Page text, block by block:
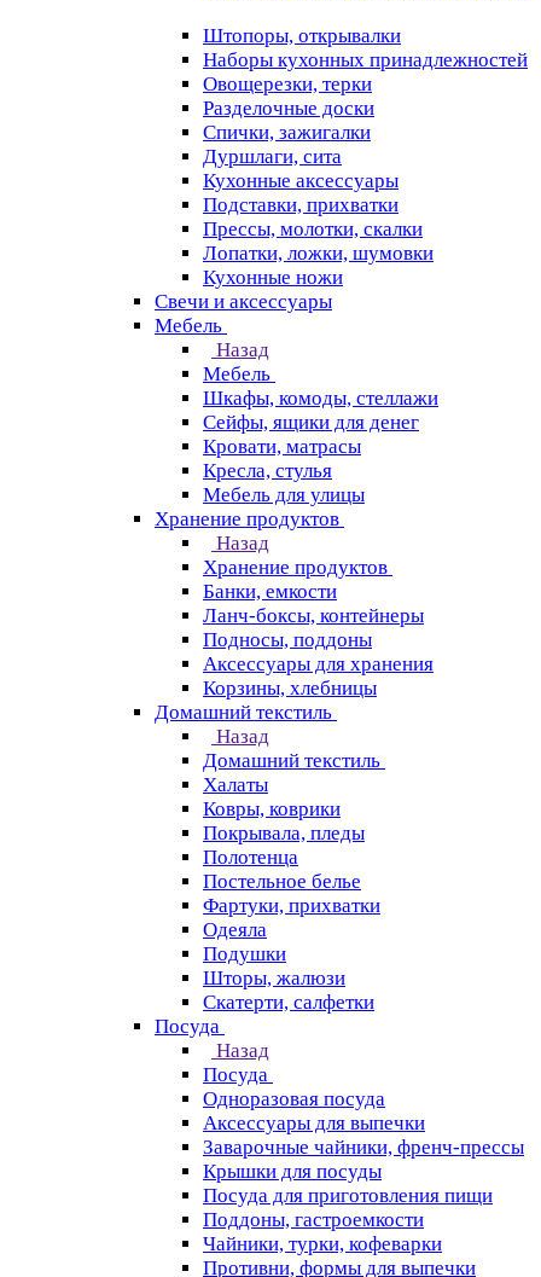
Штопоры, открывалки
Наборы кухонных принадлежностей
Овощерезки, терки
Разделочные доски
Спички, зажигалки
Дуршлаги, сита
Кухонные аксессуары
Подставки, прихватки
Прессы, молотки, скалки
Лопатки, ложки, шумовки
Кухонные ножи
Свечи и аксессуары
Мебель
Назад
Мебель
Шкафы, комоды, стеллажи
Сейфы, ящики для денег
Кровати, матрасы
Кресла, стулья
Мебель для улицы
Хранение продуктов
Назад
Хранение продуктов
Банки, емкости
Ланч-боксы, контейнеры
Подносы, поддоны
Аксессуары для хранения
Корзины, хлебницы
Домашний текстиль
Назад
Домашний текстиль
Халаты
Ковры, коврики
Покрывала, пледы
Полотенца
Постельное белье
Фартуки, прихватки
Одеяла
Подушки
Шторы, жалюзи
Скатерти, салфетки
Посуда
Назад
Посуда
Одноразовая посуда
Аксессуары для выпечки
Заварочные чайники, френч-прессы
Крышки для посуды
Посуда для приготовления пищи
Поддоны, гастроемкости
Чайники, турки, кофеварки
Противни, формы для выпечки